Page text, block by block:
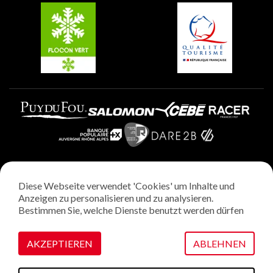
Plagne Villages
Plagne Aime 2000
Rechtliche Hinweise
Datenschutzrichtlinie
Verwaltung von Cookies
Diese Webseite verwendet 'Cookies' um Inhalte und
Anzeigen zu personalisieren und zu analysieren.
Bestimmen Sie, welche Dienste benutzt werden dürfen
AKZEPTIEREN ABLEHNEN